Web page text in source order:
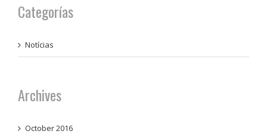
Categorías
Notícias
Archives
October 2016